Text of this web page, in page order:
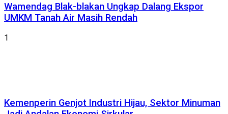
Wamendag Blak-blakan Ungkap Dalang Ekspor
UMKM Tanah Air Masih Rendah
1
Kemenperin Genjot Industri Hijau, Sektor Minuman